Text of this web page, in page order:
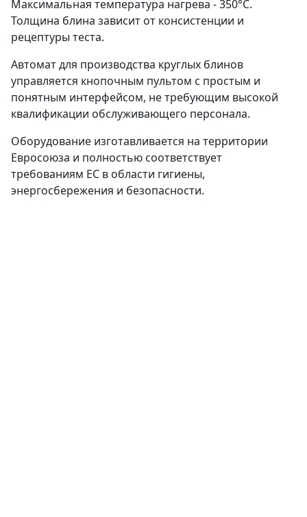
Максимальная температура нагрева - 350°С.
Толщина блина зависит от консистенции и
рецептуры теста.
Автомат для производства круглых блинов
управляется кнопочным пультом с простым и
понятным интерфейсом, не требующим высокой
квалификации обслуживающего персонала.
Оборудование изготавливается на территории
Евросоюза и полностью соответствует
требованиям ЕС в области гигиены,
энергосбережения и безопасности.